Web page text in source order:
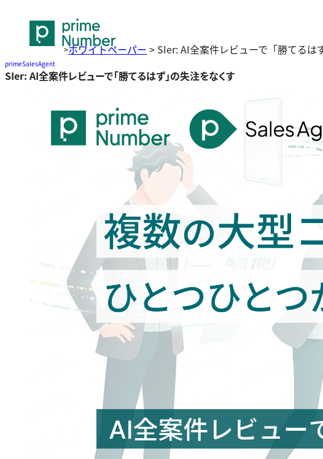
>ホワイトペーパー > SIer: AI全案件レビューで「勝てるは
primeSalesAgent
SIer: AI全案件レビューで「勝てるはず」の失注をなくす